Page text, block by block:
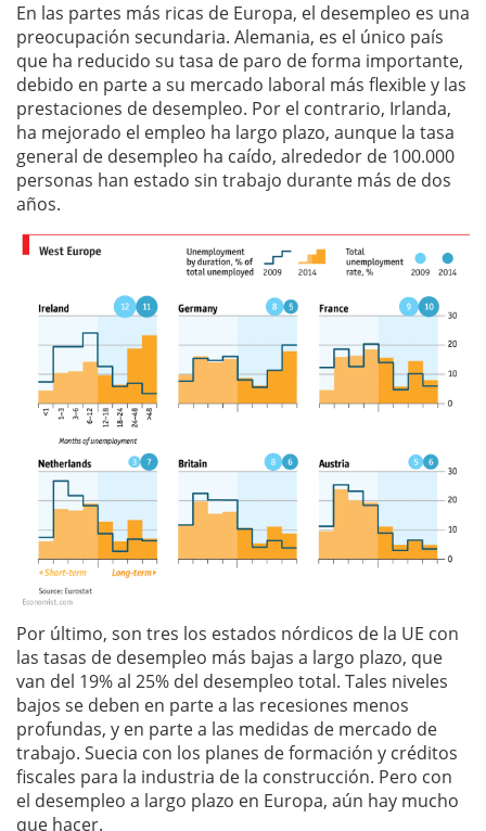
En las partes más ricas de Europa, el desempleo es una
preocupación secundaria. Alemania, es el único país
que ha reducido su tasa de paro de forma importante,
debido en parte a su mercado laboral más flexible y las
prestaciones de desempleo. Por el contrario, Irlanda,
ha mejorado el empleo ha largo plazo, aunque la tasa
general de desempleo ha caído, alrededor de 100.000
personas han estado sin trabajo durante más de dos
años.
Por último, son tres los estados nórdicos de la UE con
las tasas de desempleo más bajas a largo plazo, que
van del 19% al 25% del desempleo total. Tales niveles
bajos se deben en parte a las recesiones menos
profundas, y en parte a las medidas de mercado de
trabajo. Suecia con los planes de formación y créditos
fiscales para la industria de la construcción. Pero con
el desempleo a largo plazo en Europa, aún hay mucho
que hacer.